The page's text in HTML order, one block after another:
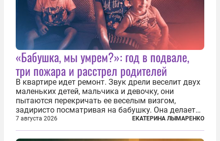
«Бабушка, мы умрем?»: год в подвале,
три пожара и расстрел родителей
В квартире идет ремонт. Звук дрели веселит двух
маленьких детей, мальчика и девочку, они
пытаются перекричать ее веселым визгом,
задиристо посматривая на бабушку. Она делает
им замечание, но внуки чувствуют, что она
сердится невсерьез. И это правда: дрель, конечно,
сверлит противно, но всё...
7 августа 2026 ЕКАТЕРИНА ЛЫМАРЕНКО